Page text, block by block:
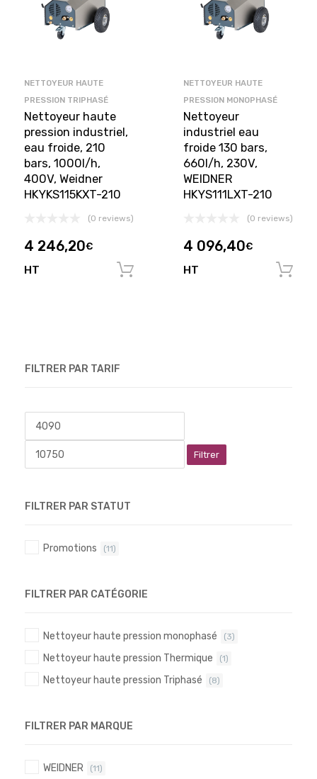
NETTOYEUR HAUTE
PRESSION TRIPHASÉ
Nettoyeur haute
pression industriel,
eau froide, 210
bars, 1000l/h,
400V, Weidner
HKYKS115KXT-210
(0 reviews)
4 246,20€
HT Ajouter au panier
NETTOYEUR HAUTE
PRESSION MONOPHASÉ
Nettoyeur
industriel eau
froide 130 bars,
660l/h, 230V,
WEIDNER
HKYS111LXT-210
(0 reviews)
4 096,40€
HT
FILTRER PAR TARIF
Filtrer
FILTRER PAR STATUT
Promotions (11)
FILTRER PAR CATÉGORIE
Nettoyeur haute pression monophasé (3)
Nettoyeur haute pression Thermique (1)
Nettoyeur haute pression Triphasé (8)
FILTRER PAR MARQUE
WEIDNER (11)